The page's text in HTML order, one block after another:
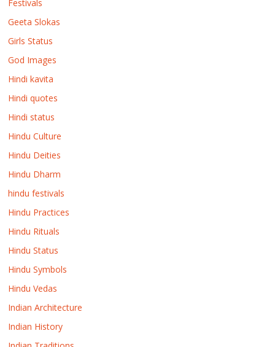
Festivals
Geeta Slokas
Girls Status
God Images
Hindi kavita
Hindi quotes
Hindi status
Hindu Culture
Hindu Deities
Hindu Dharm
hindu festivals
Hindu Practices
Hindu Rituals
Hindu Status
Hindu Symbols
Hindu Vedas
Indian Architecture
Indian History